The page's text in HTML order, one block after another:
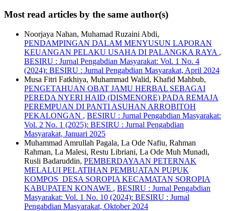
Most read articles by the same author(s)
Noorjaya Nahan, Muhamad Ruzaini Abdi,
PENDAMPINGAN DALAM MENYUSUN LAPORAN
KEUANGAN PELAKU USAHA DI PALANGKA RAYA ,
BESIRU : Jurnal Pengabdian Masyarakat: Vol. 1 No. 4
(2024): BESIRU : Jurnal Pengabdian Masyarakat, April 2024
Musa Fitri Fatkhiya, Muhammad Walid, Khafid Mahbub,
PENGETAHUAN OBAT JAMU HERBAL SEBAGAI
PEREDA NYERI HAID (DISMENORE) PADA REMAJA
PEREMPUAN DI PANTI ASUHAN ARROBITOH
PEKALONGAN , BESIRU : Jurnal Pengabdian Masyarakat:
Vol. 2 No. 1 (2025): BESIRU : Jurnal Pengabdian
Masyarakat, Januari 2025
Muhammad Amrullah Pagala, La Ode Nafiu, Rahman
Rahman, La Malesi, Restu Libriani, La Ode Muh Munadi,
Rusli Badaruddin, PEMBERDAYAAN PETERNAK
MELALUI PELATIHAN PEMBUATAN PUPUK
KOMPOS DESA SOROPIA KECAMATAN SOROPIA
KABUPATEN KONAWE , BESIRU : Jurnal Pengabdian
Masyarakat: Vol. 1 No. 10 (2024): BESIRU : Jurnal
Pengabdian Masyarakat, Oktober 2024